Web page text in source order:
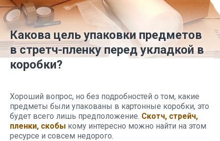
Какова цель упаковки предметов
в стретч-пленку перед укладкой в
коробки?
Хороший вопрос, но без подробностей о том, какие
предметы были упакованы в картонные коробки, это
будет всего лишь предположение. Скотч, стрейч,
пленки, скобы кому интересно можно найти на этом
ресурсе и совсем недорого.